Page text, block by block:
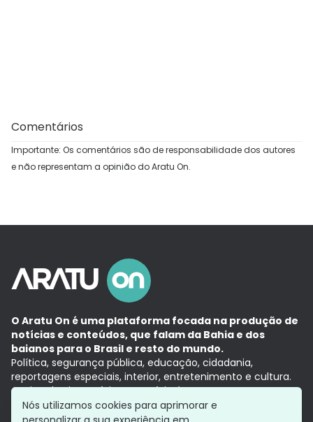
Comentários
Importante: Os comentários são de responsabilidade dos autores
e não representam a opinião do Aratu On.
O Aratu On é uma plataforma focada na produção de
notícias e conteúdos, que falam da Bahia e dos
baianos para o Brasil e resto do mundo.
Política, segurança pública, educação, cidadania,
reportagens especiais, interior, entretenimento e cultura.
Aqui, tudo vira notícia e a notícia é no tempo presente,
com a credibilidade do Grupo Aratu.
Grupo Aratu
Política de privacidade
Nós utilizamos cookies para aprimorar e